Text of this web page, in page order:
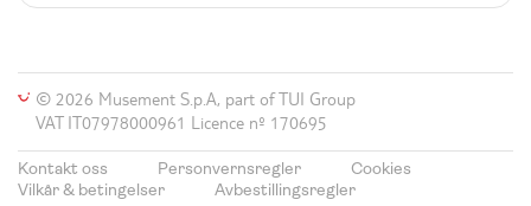
© 2026 Musement S.p.A, part of TUI Group
VAT IT07978000961 Licence nº 170695
Kontakt oss Personvernsregler
Cookies
Vilkår & betingelser
Avbestillingsregler